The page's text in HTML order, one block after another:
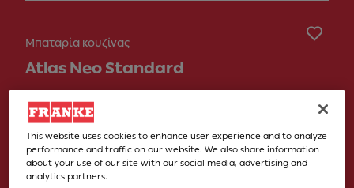
Μπαταρία κουζίνας
Atlas Neo Standard
Νούμερο Άρθρου
115.0628.207
450,00 €
Στην τιμή συμπεριλαμβάνεται ο Φ.Π.Α. 24%
This website uses cookies to enhance user experience and to analyze
performance and traffic on our website. We also share information
about your use of our site with our social media, advertising and
analytics partners.